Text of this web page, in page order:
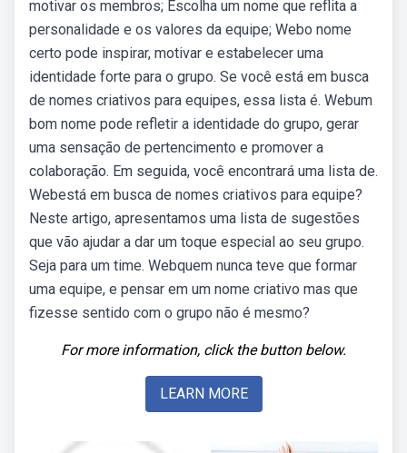
motivar os membros; Escolha um nome que reflita a
personalidade e os valores da equipe; Webo nome
certo pode inspirar, motivar e estabelecer uma
identidade forte para o grupo. Se você está em busca
de nomes criativos para equipes, essa lista é. Webum
bom nome pode refletir a identidade do grupo, gerar
uma sensação de pertencimento e promover a
colaboração. Em seguida, você encontrará uma lista de.
Webestá em busca de nomes criativos para equipe?
Neste artigo, apresentamos uma lista de sugestões
que vão ajudar a dar um toque especial ao seu grupo.
Seja para um time. Webquem nunca teve que formar
uma equipe, e pensar em um nome criativo mas que
fizesse sentido com o grupo não é mesmo?
For more information, click the button below.
LEARN MORE